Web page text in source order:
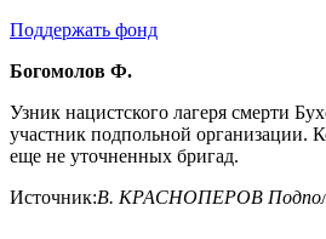
Поддержать фонд
Богомолов Ф.
Узник нацистского лагеря смерти
участник подпольной организации.
еще не уточненных бригад.
Источник:В. КРАСНОПЕРОВ